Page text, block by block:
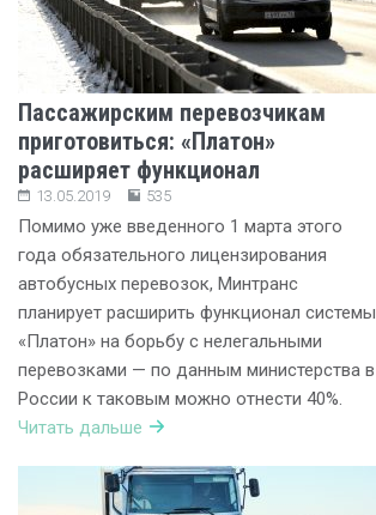
Пассажирским перевозчикам
приготовиться: «Платон»
расширяет функционал
13.05.2019 535
Помимо уже введенного 1 марта этого
года обязательного лицензирования
автобусных перевозок, Минтранс
планирует расширить функционал системы
«Платон» на борьбу с нелегальными
перевозками — по данным министерства в
России к таковым можно отнести 40%.
Читать дальше